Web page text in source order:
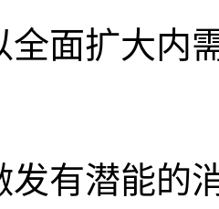
全面扩大内
发有潜能的